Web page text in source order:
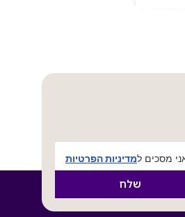
מסכים למדיניות הפרטיות
שלח